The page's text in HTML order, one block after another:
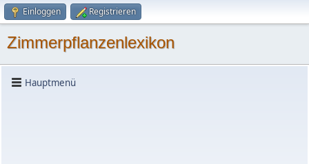
Einloggen Registrieren
Zimmerpflanzenlexikon
Hauptmenü